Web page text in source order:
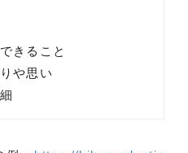
きること
や思い